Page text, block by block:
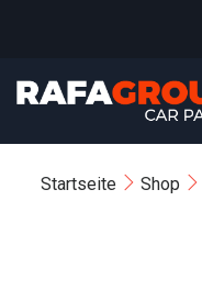
Startseite Shop